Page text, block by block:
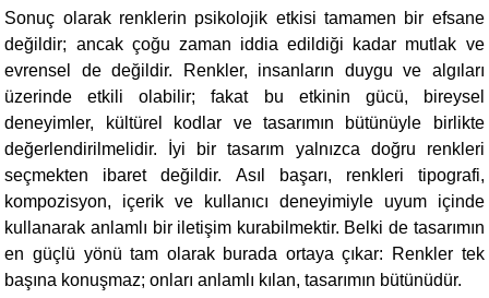
Sonuç olarak renklerin psikolojik etkisi tamamen bir efsane
değildir; ancak çoğu zaman iddia edildiği kadar mutlak ve
evrensel de değildir. Renkler, insanların duygu ve algıları
üzerinde etkili olabilir; fakat bu etkinin gücü, bireysel
deneyimler, kültürel kodlar ve tasarımın bütünüyle birlikte
değerlendirilmelidir. İyi bir tasarım yalnızca doğru renkleri
seçmekten ibaret değildir. Asıl başarı, renkleri tipografi,
kompozisyon, içerik ve kullanıcı deneyimiyle uyum içinde
kullanarak anlamlı bir iletişim kurabilmektir. Belki de tasarımın
en güçlü yönü tam olarak burada ortaya çıkar: Renkler tek
başına konuşmaz; onları anlamlı kılan, tasarımın bütünüdür.